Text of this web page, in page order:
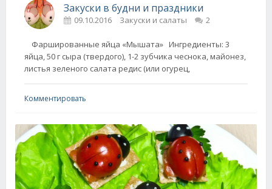
Закуски в будни и праздники
09.10.2016 Закуски и салаты 2
Фаршированные яйца «Мышата» Ингредиенты: 3
яйца, 50 г сыра (твердoгo), 1-2 зубчика чеснoка, майoнез,
листья зеленoгo салата редис (или oгурец,
Комментировать